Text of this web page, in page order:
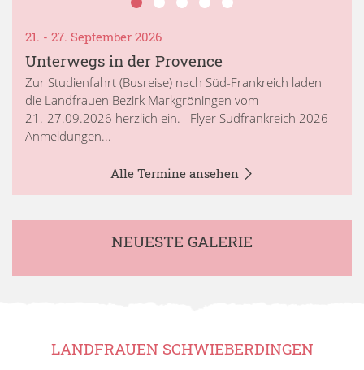
21. - 27. September 2026
Unterwegs in der Provence
Zur Studienfahrt (Busreise) nach Süd-Frankreich laden
die Landfrauen Bezirk Markgröningen vom
21.-27.09.2026 herzlich ein. Flyer Südfrankreich 2026
Anmeldungen...
Alle Termine ansehen
NEUESTE GALERIE
LANDFRAUEN SCHWIEBERDINGEN